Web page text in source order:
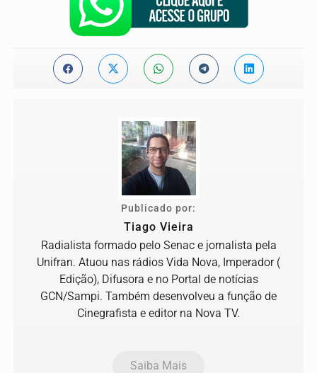
Publicado por:
Tiago Vieira
Radialista formado pelo Senac e jornalista pela
Unifran. Atuou nas rádios Vida Nova, Imperador (
Edição), Difusora e no Portal de notícias
GCN/Sampi. Também desenvolveu a função de
Cinegrafista e editor na Nova TV.
Saiba Mais